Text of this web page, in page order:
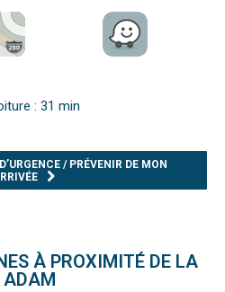
: 31 min
/ PRÉVENIR DE MON
À PROXIMITÉ DE LA
ADAM